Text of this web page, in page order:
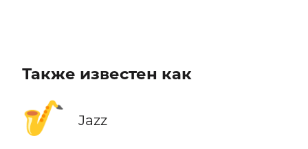
Также известен как
🎷 Jazz